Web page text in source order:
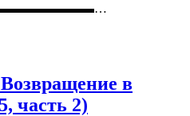
в
часть 2)